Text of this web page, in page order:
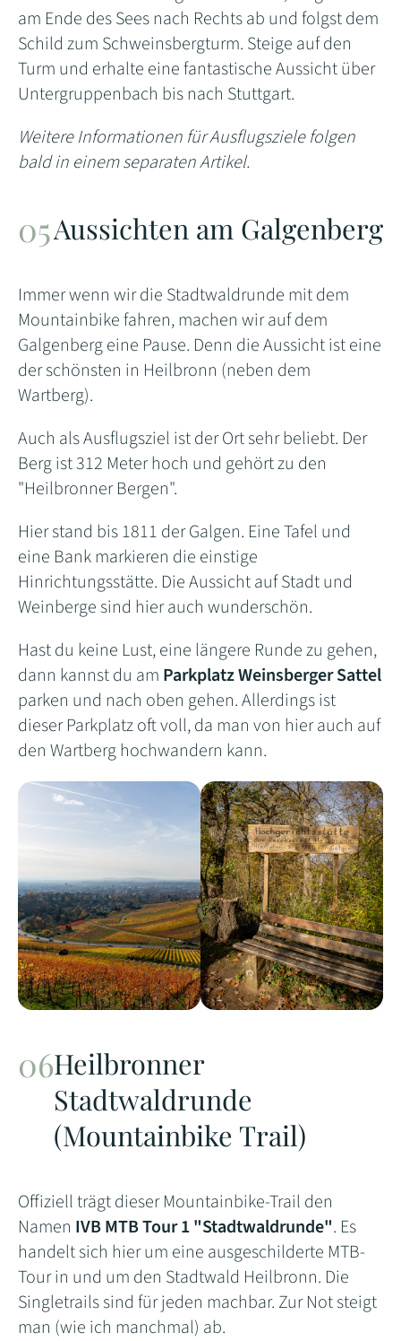
am Ende des Sees nach Rechts ab und folgst dem
Schild zum Schweinsbergturm. Steige auf den
Turm und erhalte eine fantastische Aussicht über
Untergruppenbach bis nach Stuttgart.
Weitere Informationen für Ausflugsziele folgen
bald in einem separaten Artikel.
Aussichten am Galgenberg
Immer wenn wir die Stadtwaldrunde mit dem
Mountainbike fahren, machen wir auf dem
Galgenberg eine Pause. Denn die Aussicht ist eine
der schönsten in Heilbronn (neben dem
Wartberg).
Auch als Ausflugsziel ist der Ort sehr beliebt. Der
Berg ist 312 Meter hoch und gehört zu den
"Heilbronner Bergen".
Hier stand bis 1811 der Galgen. Eine Tafel und
eine Bank markieren die einstige
Hinrichtungsstätte. Die Aussicht auf Stadt und
Weinberge sind hier auch wunderschön.
Hast du keine Lust, eine längere Runde zu gehen,
dann kannst du am Parkplatz Weinsberger Sattel
parken und nach oben gehen. Allerdings ist
dieser Parkplatz oft voll, da man von hier auch auf
den Wartberg hochwandern kann.
Heilbronner
Stadtwaldrunde
(Mountainbike Trail)
Offiziell trägt dieser Mountainbike-Trail den
Namen IVB MTB Tour 1 "Stadtwaldrunde". Es
handelt sich hier um eine ausgeschilderte MTB-
Tour in und um den Stadtwald Heilbronn. Die
Singletrails sind für jeden machbar. Zur Not steigt
man (wie ich manchmal) ab.